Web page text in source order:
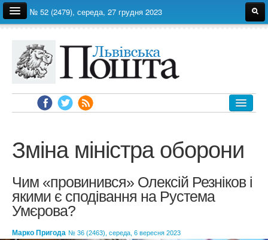
№ 52 (2479), середа, 27 грудня 2023
Реклама
Архів
УКРАЇНА
ЕКОНОМІКА
ПОЛІТИКА
СВІТ
СУСПІЛЬСТВО
ЗДОРОВ'Я
Зміна міністра оборони
Чим «провинився» Олексій Резніков і
якими є сподівання на Рустема
Умєрова?
Марко Пригода № 36 (2463), середа, 6 вересня 2023